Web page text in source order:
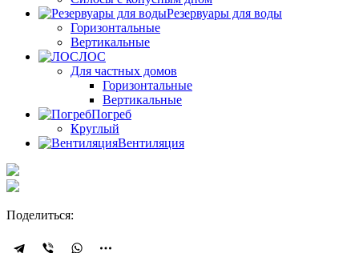
Резервуары для воды
Горизонтальные
Вертикальные
ЛОС
Для частных домов
Горизонтальные
Вертикальные
Погреб
Круглый
Вентиляция
Поделиться: